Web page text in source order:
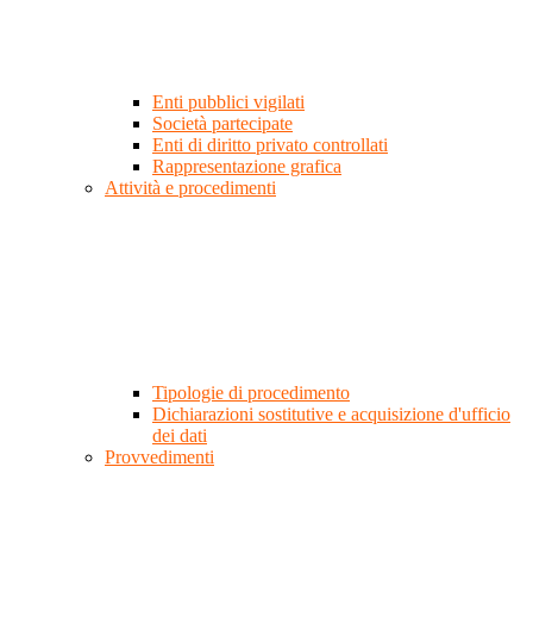
Enti pubblici vigilati
Società partecipate
Enti di diritto privato controllati
Rappresentazione grafica
Attività e procedimenti
Tipologie di procedimento
Dichiarazioni sostitutive e acquisizione d'ufficio
dei dati
Provvedimenti